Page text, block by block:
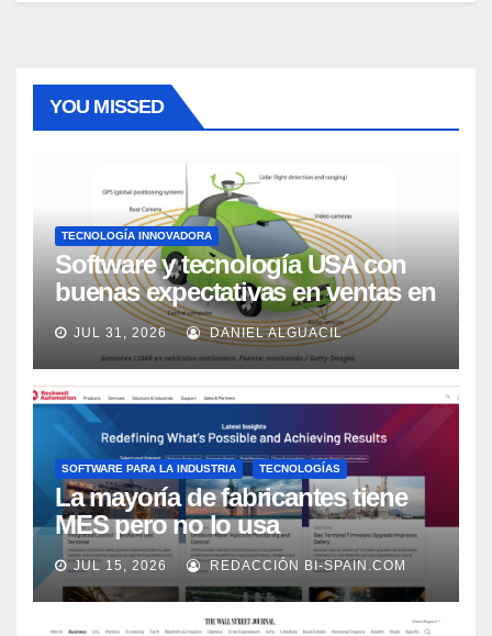
YOU MISSED
TECNOLOGÍA INNOVADORA
Software y tecnología USA con
buenas expectativas en ventas en
los próximos 2 años, según
Market Watch
JUL 31, 2026 DANIEL ALGUACIL
SOFTWARE PARA LA INDUSTRIA TECNOLOGÍAS
La mayoría de fabricantes tiene
MES pero no lo usa
adecuadamente, según Rockwell
Automation
JUL 15, 2026 REDACCIÓN BI-SPAIN.COM